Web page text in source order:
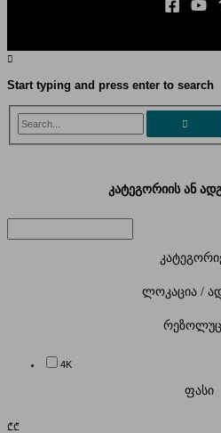
Start typing and press enter to search
Search...
კატეგორიის ან
ლოკაცია /
4K
ფასი
₾₾